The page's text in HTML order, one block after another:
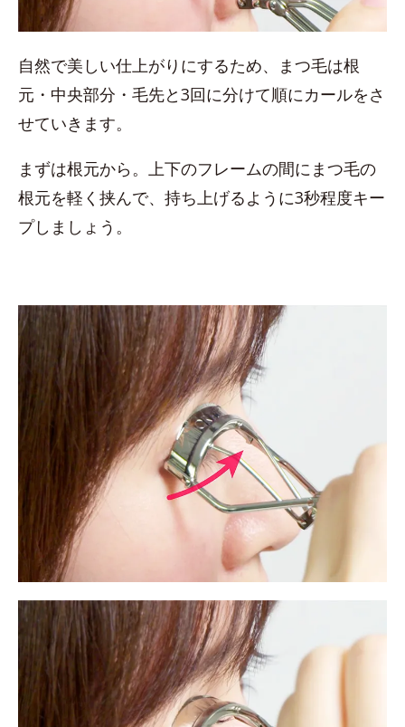
自然で美しい仕上がりにするため、まつ毛は根
元・中央部分・毛先と3回に分けて順にカールをさ
せていきます。
まずは根元から。上下のフレームの間にまつ毛の
根元を軽く挟んで、持ち上げるように3秒程度キー
プしましょう。